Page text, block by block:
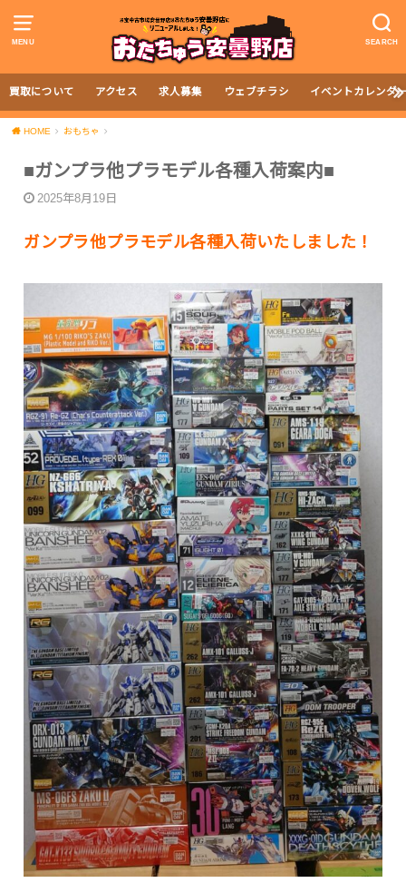
MENU SEARCH
買取について アクセス 求人募集 ウェブチラシ イベントカレンダ
HOME おもちゃ
■ガンプラ他プラモデル各種入荷案内■
2025年8月19日
ガンプラ他プラモデル各種入荷いたしました！